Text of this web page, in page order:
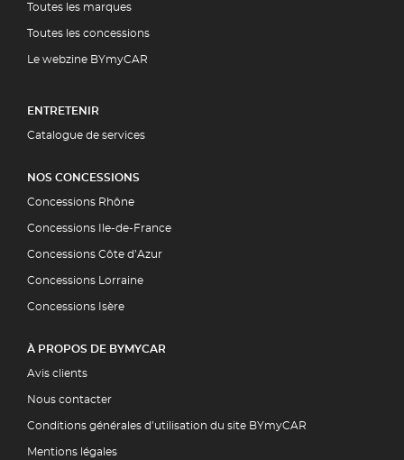
Toutes les marques
Toutes les concessions
Le webzine BYmyCAR
ENTRETENIR
Catalogue de services
NOS CONCESSIONS
Concessions Rhône
Concessions Ile-de-France
Concessions Côte d’Azur
Concessions Lorraine
Concessions Isère
À PROPOS DE BYMYCAR
Avis clients
Nous contacter
Conditions générales d’utilisation du site BYmyCAR
Mentions légales